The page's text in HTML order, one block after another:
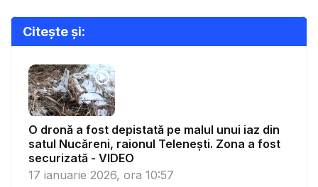
Citește și:
O dronă a fost depistată pe malul unui iaz din
satul Nucăreni, raionul Telenești. Zona a fost
securizată - VIDEO
17 ianuarie 2026, ora 10:57